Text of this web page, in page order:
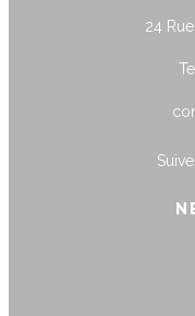
24